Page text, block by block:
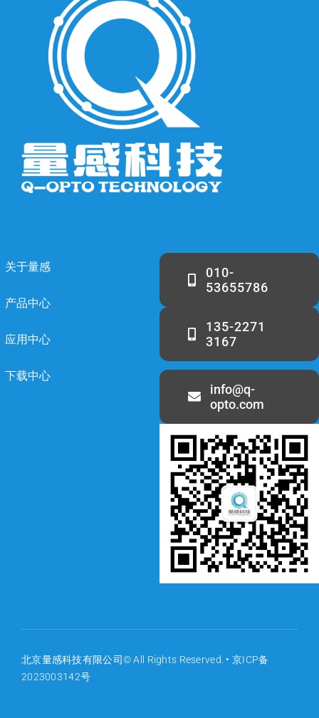
关于量感
产品中心
应用中心
下载中心
010-
53655786
135-2271
3167
info@q-
opto.com
北京量感科技有限公司© All Rights Reserved. • 京ICP备
2023003142号